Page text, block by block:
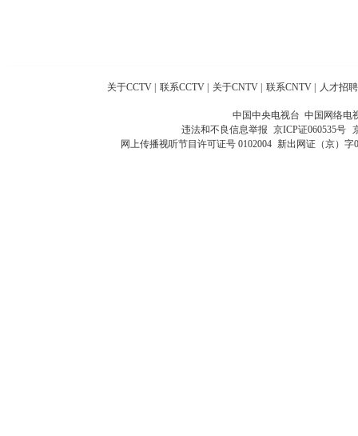
关于CCTV 联系CCTV 关于CNTV 联系CNTV 人才招聘
中国中央电视台 中国网络电
违法和不良信息举报 京ICP证060535号
网上传播视听节目许可证号 0102004 新出网证（京）